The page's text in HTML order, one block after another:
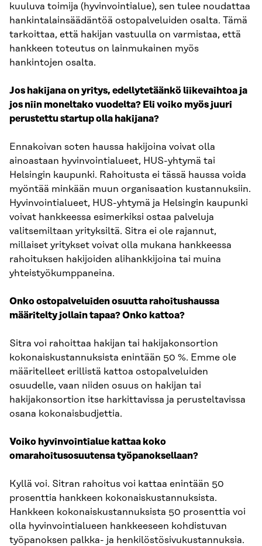
kuuluva toimija (hyvinvointialue), sen tulee noudattaa
hankintalainsäädäntöä ostopalveluiden osalta. Tämä
tarkoittaa, että hakijan vastuulla on varmistaa, että
hankkeen toteutus on lainmukainen myös
hankintojen osalta.
Jos hakijana on yritys, edellytetäänkö liikevaihtoa ja
jos niin moneltako vuodelta? Eli voiko myös juuri
perustettu startup olla hakijana?
Ennakoivan soten haussa hakijoina voivat olla
ainoastaan hyvinvointialueet, HUS-yhtymä tai
Helsingin kaupunki. Rahoitusta ei tässä haussa voida
myöntää minkään muun organisaation kustannuksiin.
Hyvinvointialueet, HUS-yhtymä ja Helsingin kaupunki
voivat hankkeessa esimerkiksi ostaa palveluja
valitsemiltaan yrityksiltä. Sitra ei ole rajannut,
millaiset yritykset voivat olla mukana hankkeessa
rahoituksen hakijoiden alihankkijoina tai muina
yhteistyökumppaneina.
Onko ostopalveluiden osuutta rahoitushaussa
määritelty jollain tapaa? Onko kattoa?
Sitra voi rahoittaa hakijan tai hakijakonsortion
kokonaiskustannuksista enintään 50 %. Emme ole
määritelleet erillistä kattoa ostopalveluiden
osuudelle, vaan niiden osuus on hakijan tai
hakijakonsortion itse harkittavissa ja perusteltavissa
osana kokonaisbudjettia.
Voiko hyvinvointialue kattaa koko
omarahoitusosuutensa työpanoksellaan?
Kyllä voi. Sitran rahoitus voi kattaa enintään 50
prosenttia hankkeen kokonaiskustannuksista.
Hankkeen kokonaiskustannuksista 50 prosenttia voi
olla hyvinvointialueen hankkeeseen kohdistuvan
työpanoksen palkka- ja henkilöstösivukustannuksia.